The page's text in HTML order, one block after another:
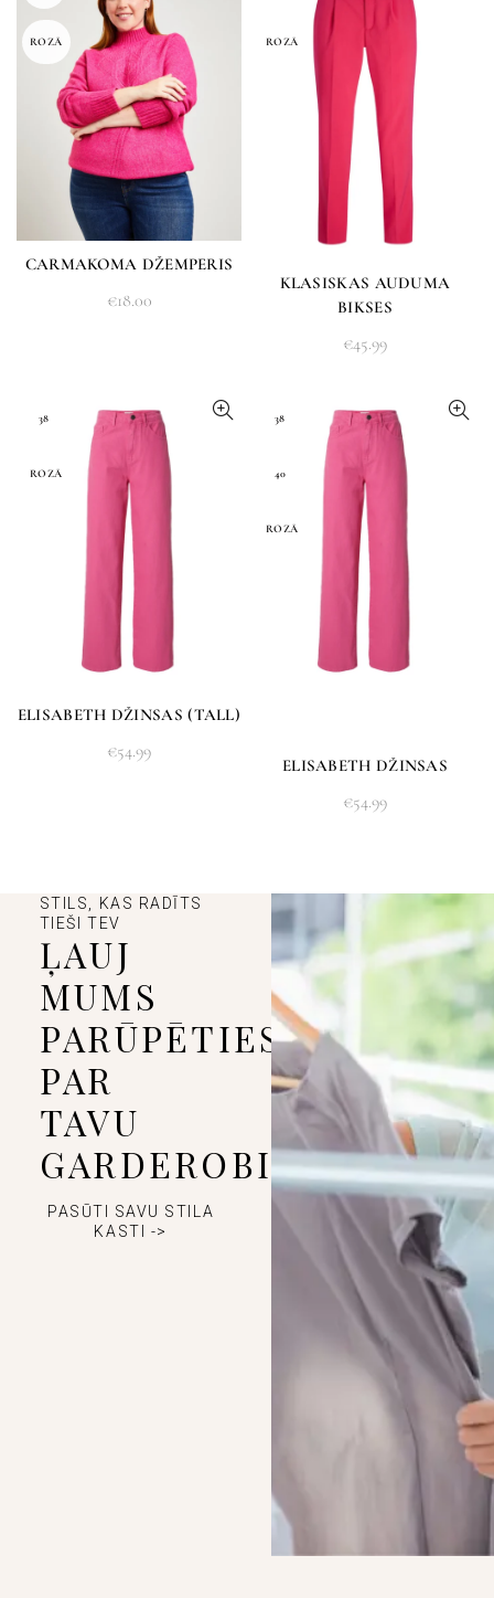
ROZĀ
CARMAKOMA DŽEMPERIS
€18.00
ROZĀ
KLASISKAS AUDUMA
BIKSES
€45.99
38
ROZĀ
ELISABETH DŽINSAS (TALL)
€54.99
38
40
ROZĀ
ELISABETH DŽINSAS
€54.99
STILS, KAS RADĪTS
TIEŠI TEV
ĻAUJ
MUMS
PARŪPĒTIES
PAR
TAVU
GARDEROBI
PASŪTI SAVU STILA
KASTI ->